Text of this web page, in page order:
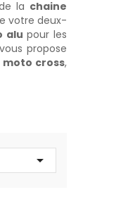
la chaine
votre deux-
alu pour les
propose
cross,
